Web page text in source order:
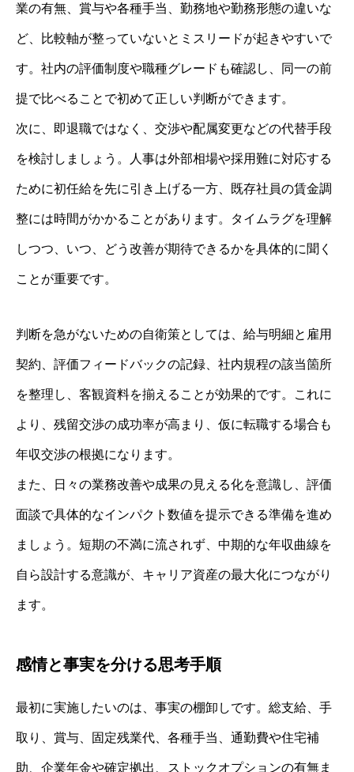
業の有無、賞与や各種手当、勤務地や勤務形態の違いな
ど、比較軸が整っていないとミスリードが起きやすいで
す。社内の評価制度や職種グレードも確認し、同一の前
提で比べることで初めて正しい判断ができます。
次に、即退職ではなく、交渉や配属変更などの代替手段
を検討しましょう。人事は外部相場や採用難に対応する
ために初任給を先に引き上げる一方、既存社員の賃金調
整には時間がかかることがあります。タイムラグを理解
しつつ、いつ、どう改善が期待できるかを具体的に聞く
ことが重要です。
判断を急がないための自衛策としては、給与明細と雇用
契約、評価フィードバックの記録、社内規程の該当箇所
を整理し、客観資料を揃えることが効果的です。これに
より、残留交渉の成功率が高まり、仮に転職する場合も
年収交渉の根拠になります。
また、日々の業務改善や成果の見える化を意識し、評価
面談で具体的なインパクト数値を提示できる準備を進め
ましょう。短期の不満に流されず、中期的な年収曲線を
自ら設計する意識が、キャリア資産の最大化につながり
ます。
感情と事実を分ける思考手順
最初に実施したいのは、事実の棚卸しです。総支給、手
取り、賞与、固定残業代、各種手当、通勤費や住宅補
助、企業年金や確定拠出、ストックオプションの有無ま